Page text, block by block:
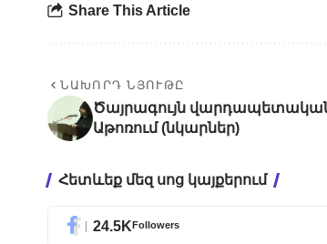
Share This Article
ՆԱԽՈՐԴ ՆՅՈՒԹԸ
Ծայրագույն
Աթոռում (նկարներ)
Հետևեք մեզ սոց կայքերում
24.5KFollowers